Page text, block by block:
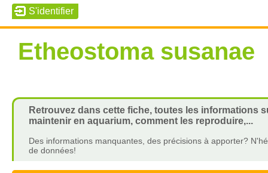
Etheostoma susanae
Retrouvez dans cette fiche, toutes les informations
maintenir en aquarium, comment les reproduire,...
Des informations manquantes, des précisions à apporter?
de données!